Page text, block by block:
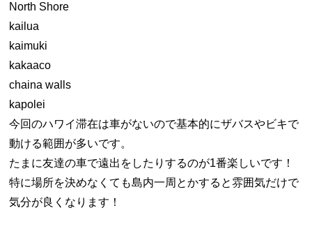
North Shore
kailua
kaimuki
kakaaco
chaina walls
kapolei
今回のハワイ滞在は車がないので基本的にザバスやビキで
動ける範囲が多いです。
たまに友達の車で遠出をしたりするのが1番楽しいです！
特に場所を決めなくても島内一周とかすると雰囲気だけで
気分が良くなります！